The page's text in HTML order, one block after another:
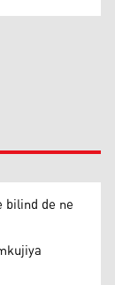
de ne